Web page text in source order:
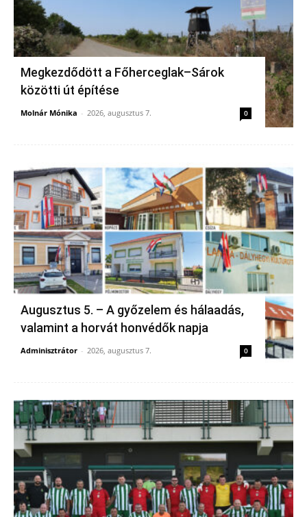
Megkezdődött a Főherceglak–Sárok
közötti út építése
Molnár Mónika - 2026, augusztus 7. 0
Augusztus 5. – A győzelem és hálaadás,
valamint a horvát honvédők napja
Adminisztrátor - 2026, augusztus 7. 0